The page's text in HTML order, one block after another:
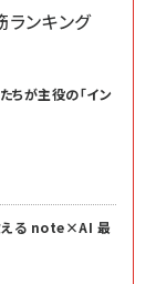
ンキング
ちが主役の「イン
える note×AI 最